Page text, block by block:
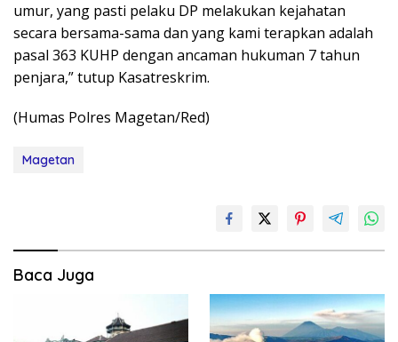
umur, yang pasti pelaku DP melakukan kejahatan
secara bersama-sama dan yang kami terapkan adalah
pasal 363 KUHP dengan ancaman hukuman 7 tahun
penjara,” tutup Kasatreskrim.
(Humas Polres Magetan/Red)
Magetan
Baca Juga